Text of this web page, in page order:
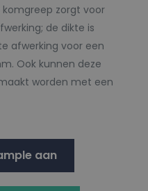
komgreep zorgt voor
de dikte is
afwerking voor een
Ook kunnen deze
worden met een
aan